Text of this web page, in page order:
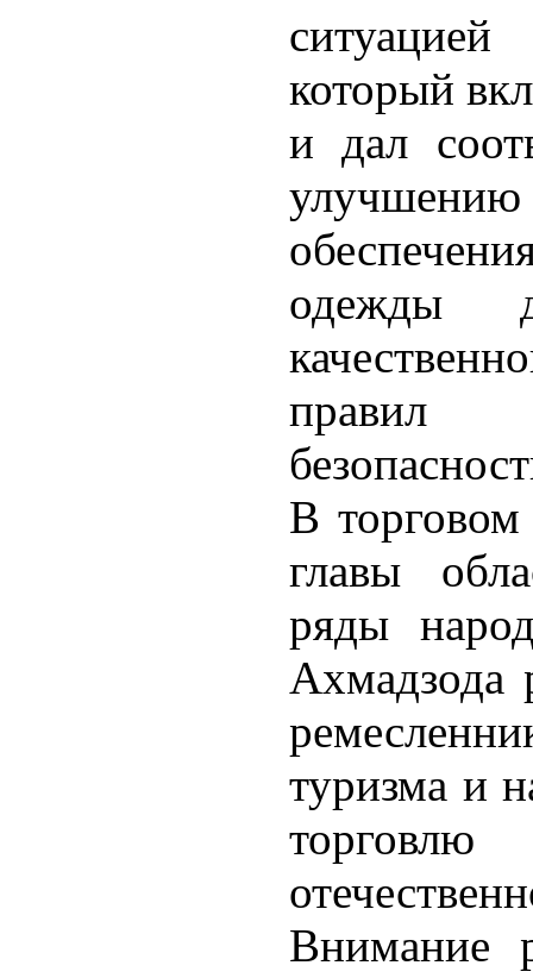
который
и дал
улучшению
одежды
правил
В
главы
ряды
Ахмадзода
туризма и
Внимание